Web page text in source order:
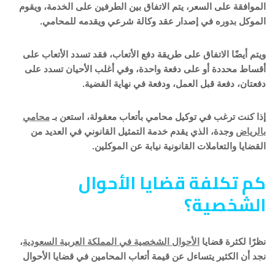
الموافقة على السعر، يتم الاتفاق بين الطرفين على الخدمة، ويقوم
الموكل بدوره في إصدار عقد وكالة شرعي ويقدمه للمحامي.
ويتم أيضًا الاتفاق على طريقة دفع الأتعاب، فقد تسدد الأتعاب على
أقساط محددة أو على دفعة واحدة، وفي أغلب الأحيان تسدد على
دفعتان، دفعة قبل العمل، ودفعة في نهاية القضية.
إذا كنت ترغب في توكيل محامي بأتعاب معقولة، استعن بـ محامي
بالرياض وجدة، الذي يقدم خدمة التمثيل القانوني في العديد من
القضايا والتعاملات القانونية نيابة عن الموكلين.
كم تكلفة قضايا الأحوال
الشخصية؟
نظرًا لكثرة قضايا الأحوال الشخصية في المملكة العربية السعودية،
نجد أن الكثير يتساءل عن قيمة أتعاب المحامين في قضايا الأحوال